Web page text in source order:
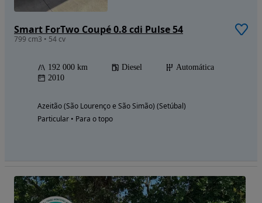
Smart ForTwo Coupé 0.8 cdi Pulse 54
799 cm3 • 54 cv
192 000 km Diesel
Automática
2010
Azeitão (São Lourenço e São Simão) (Setúbal)
Particular • Para o topo